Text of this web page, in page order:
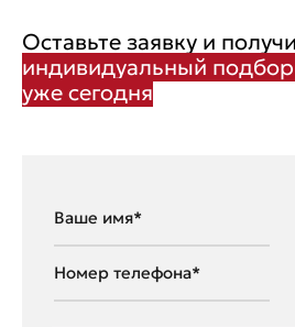
Оставьте заявку и
индивидуальный
уже сегодня